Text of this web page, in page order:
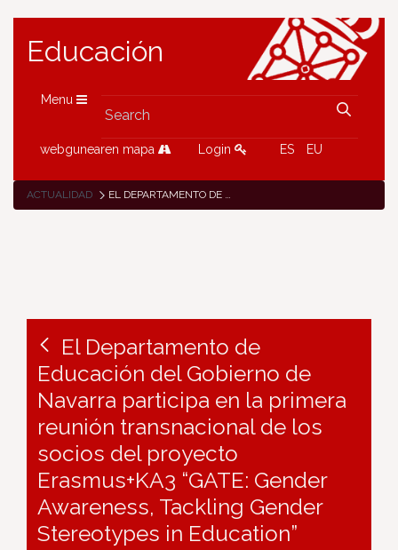
Educación
Menu
webgunearen mapa Login ES EU
ACTUALIDAD EL DEPARTAMENTO DE EDUCACIÓN DEL GOBIERNO DE NAVARRA PARTICIPA EN LA PRIMERA REUNIÓN TRANSNACIONAL DE LOS SOCIOS DEL PROYECTO ERASMUS+KA3 “GATE: GENDER AWARENESS, TACKLING GENDER STEREOTYPES IN EDUCATION”
El Departamento de
Educación del Gobierno de
Navarra participa en la primera
reunión transnacional de los
socios del proyecto
Erasmus+KA3 “GATE: Gender
Awareness, Tackling Gender
Stereotypes in Education”